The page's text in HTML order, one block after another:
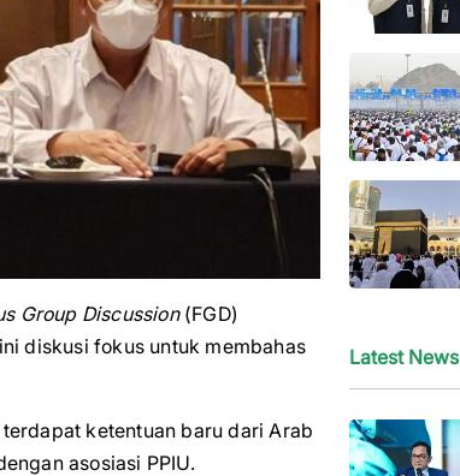
Group Discussion(FGD)
diskusi fokus untuk membahas
ketentuan baru dari Arab
asosiasi PPIU.
Latest News